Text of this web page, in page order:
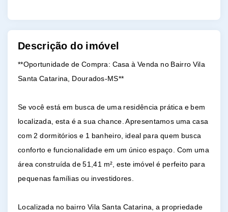
Descrição do imóvel
**Oportunidade de Compra: Casa à Venda no Bairro Vila
Santa Catarina, Dourados-MS**
Se você está em busca de uma residência prática e bem
localizada, esta é a sua chance. Apresentamos uma casa
com 2 dormitórios e 1 banheiro, ideal para quem busca
conforto e funcionalidade em um único espaço. Com uma
área construída de 51,41 m², este imóvel é perfeito para
pequenas famílias ou investidores.
Localizada no bairro Vila Santa Catarina, a propriedade